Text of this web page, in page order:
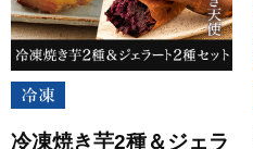
冷凍焼き芋2種＆ジェラ